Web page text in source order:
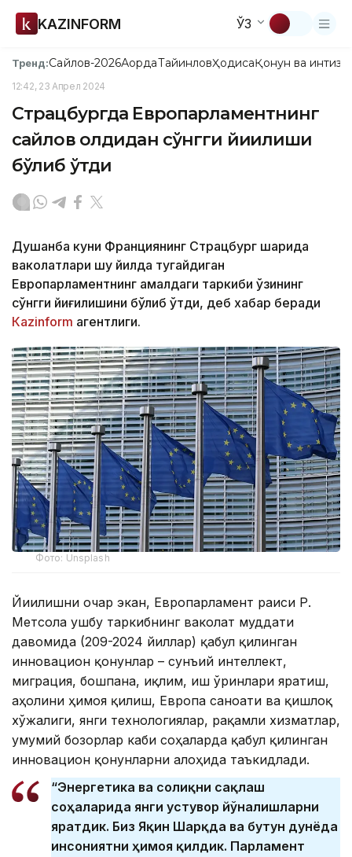
KAZINFORM ЎЗ
Тренд:Сайлов-2026АқордаТайинловҲодисаҚонун ва
12:42, 23 Апрел 2024
Страцбургда Европарламентнинг
сайлов олдидан сўнгги йиғилиши
бўлиб ўтди
Душанба куни Франциянинг Страцбург шаҳрида
ваколатлари шу йилда тугайдиган
Европарламентнинг амалдаги таркиби ўзининг
сўнгги йиғилишини бўлиб ўтди, деб хабар беради
Каzinform агентлиги.
Фото: Unsplash
Йиғилишни очар экан, Европарламент раиси Р.
Метсола ушбу таркибнинг ваколат муддати
давомида (209-2024 йиллар) қабул қилинган
инновацион қонунлар – сунъий интеллект,
миграция, бошпана, иқлим, иш ўринлари яратиш,
аҳолини ҳимоя қилиш, Европа саноати ва қишлоқ
хўжалиги, янги технологиялар, рақамли хизматлар,
умумий бозорлар каби соҳаларда қабул қилинган
инновацион қонунларни алоҳида таъкидлади.
“Энергетика ва соғлиқни сақлаш
соҳаларида янги устувор йўналишларни
яратдик. Биз Яқин Шарқда ва бутун дунёда
инсониятни ҳимоя қилдик. Парламент